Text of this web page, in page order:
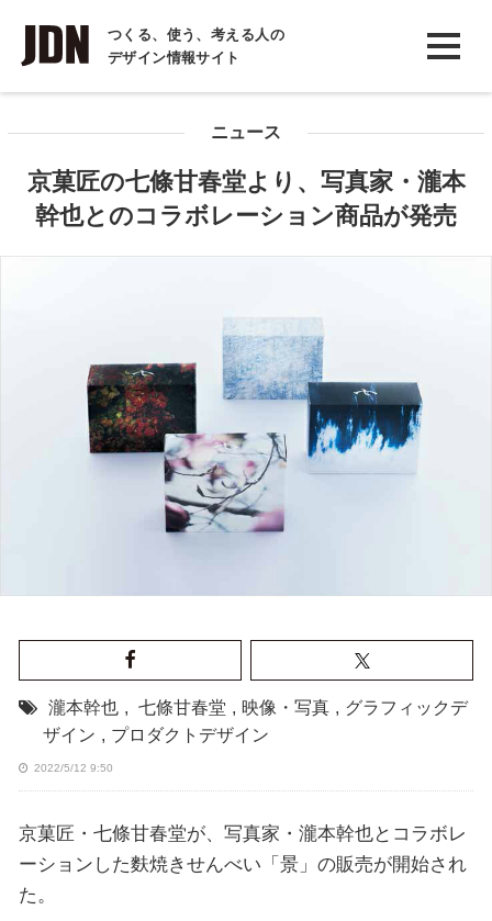
つくる、使う、考える人の
デザイン情報サイト
INTERVIEW
インタビュー
COLUMN
ニュース
京菓匠の七條甘春堂より、写真家・瀧本
幹也とのコラボレーション商品が発売
瀧本幹也 , 七條甘春堂 , 映像・写真 , グラフィックデ
ザイン , プロダクトデザイン
2022/5/12 9:50
京菓匠・七條甘春堂が、写真家・瀧本幹也とコラボレ
ーションした麩焼きせんべい「景」の販売が開始され
た。